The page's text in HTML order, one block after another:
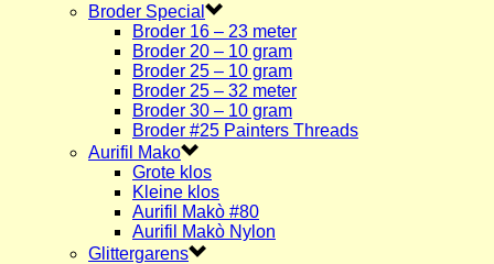
Broder Special
Broder 16 – 23 meter
Broder 20 – 10 gram
Broder 25 – 10 gram
Broder 25 – 32 meter
Broder 30 – 10 gram
Broder #25 Painters Threads
Aurifil Mako
Grote klos
Kleine klos
Aurifil Makò #80
Aurifil Makò Nylon
Glittergarens